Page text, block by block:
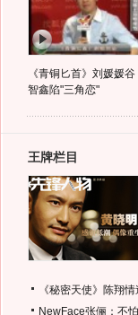
《青铜匕首》刘媛媛谷
智鑫陷"三角恋"
王牌栏目
《秘密天使》陈翔
NewFace张俪：不